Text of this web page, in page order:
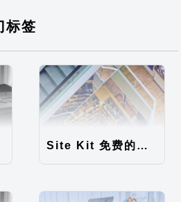
标签
Site Kit 免费的WordPress数据统计插件